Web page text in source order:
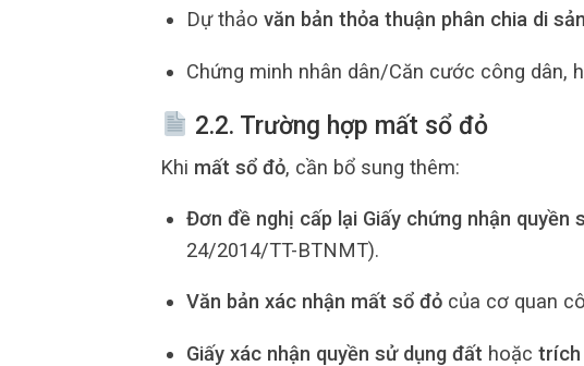
Dự thảo văn bản thỏa thuận phân chia di sản
Chứng minh nhân dân/Căn cước công dân,
2.2. Trường hợp mất sổ đỏ
Khi mất sổ đỏ, cần bổ sung thêm:
Đơn đề nghị cấp lại Giấy chứng nhận quyền
24/2014/TT-BTNMT).
Văn bản xác nhận mất sổ đỏcủa cơ quan
Giấy xác nhận quyền sử dụng đất hoặc trích